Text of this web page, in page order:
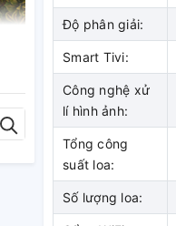
Độ phân giải:
Smart Tivi:
Công nghệ xử
lí hình ảnh:
Tổng công
suất loa:
Số lượng loa: